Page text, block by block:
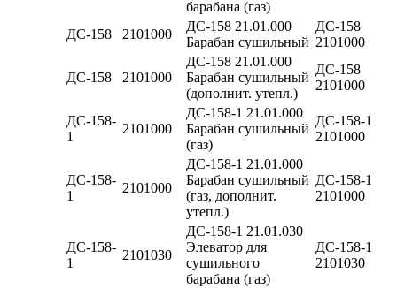
барабана (газ)
ДС-158
2101000
ДС-158 21.01.000
Барабан сушильный
ДС-158
2101000
ДС-158 2101000
ДС-158 21.01.000
Барабан сушильный
(дополнит. утепл.)
ДС-158
2101000
ДС-158-
1
2101000
ДС-158-1 21.01.000
Барабан сушильный
(газ)
ДС-158-1
2101000
ДС-158-
1
2101000
ДС-158-1 21.01.000
Барабан сушильный
(газ, дополнит.
утепл.)
ДС-158-1
2101000
ДС-158-
1
2101030
ДС-158-1 21.01.030
Элеватор для
сушильного
барабана (газ)
ДС-158-1
2101030